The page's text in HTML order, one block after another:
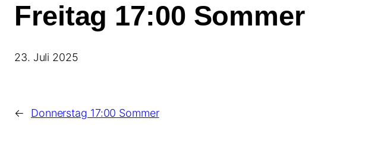
Freitag 17:00 Sommer
23. Juli 2025
← Donnerstag 17:00 Sommer